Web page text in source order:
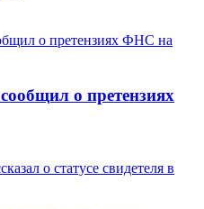
о претензиях